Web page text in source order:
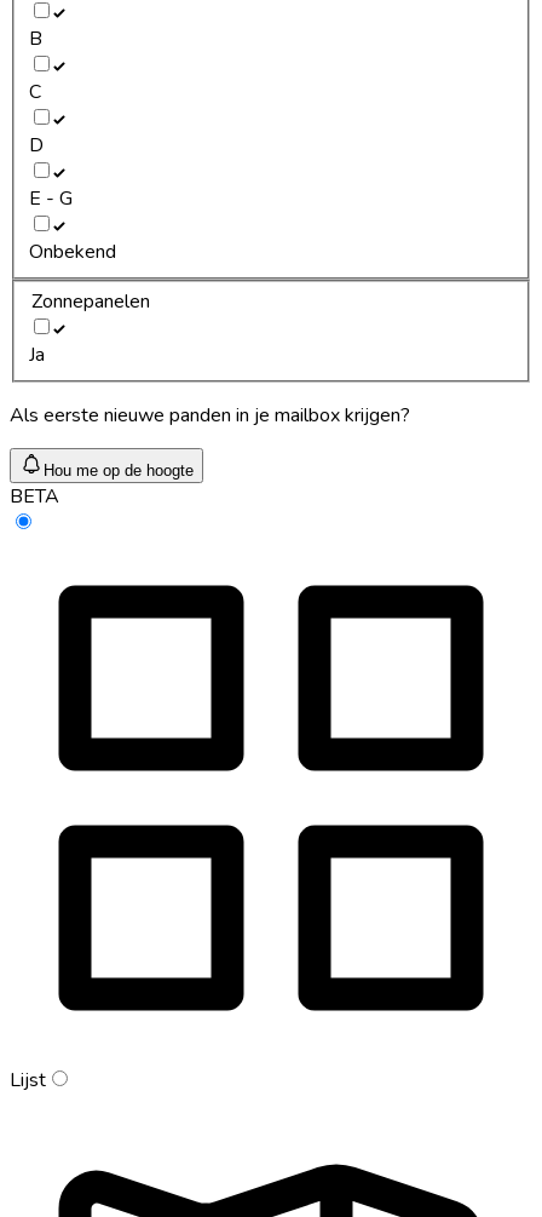
B
C
D
E - G
Onbekend
Zonnepanelen
Ja
Als eerste nieuwe panden in je mailbox krijgen?
Hou me op de hoogte
BETA
Lijst